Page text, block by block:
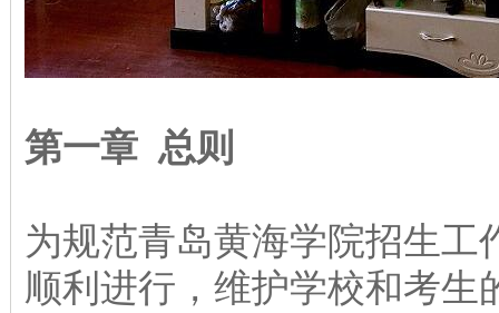
第一章 总则
为规范青岛黄海学院招生工
顺利进行，维护学校和考生